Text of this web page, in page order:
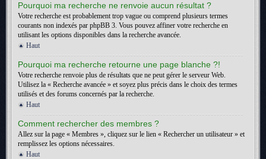
Pourquoi ma recherche ne renvoie aucun résultat ?
Votre recherche est probablement trop vague ou comprend plusieurs termes
courants non indexés par phpBB 3. Vous pouvez affiner votre recherche en
utilisant les options disponibles dans la recherche avancée.
Haut
Pourquoi ma recherche retourne une page blanche ?!
Votre recherche renvoie plus de résultats que ne peut gérer le serveur Web.
Utilisez la « Recherche avancée » et soyez plus précis dans le choix des termes
utilisés et des forums concernés par la recherche.
Haut
Comment rechercher des membres ?
Allez sur la page « Membres », cliquez sur le lien « Rechercher un utilisateur » et
remplissez les options nécessaires.
Haut